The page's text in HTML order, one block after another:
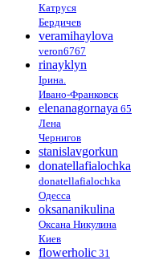
Катруся
Бердичев
veramihaylova
veron6767
rinayklyn
Ірина.
Ивано-Франковск
elenanagornaya 65
Лена
Чернигов
stanislavgorkun
donatellafialochka
donatellafialochka
Одесса
oksananikulina
Оксана Никулина
Киев
flowerholic 31